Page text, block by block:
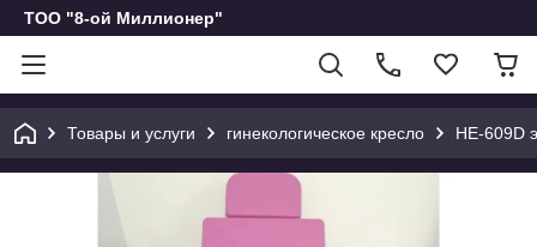
ТОО "8-ой Миллионер"
Товары и услуги гинекологическое кресло HE-609D